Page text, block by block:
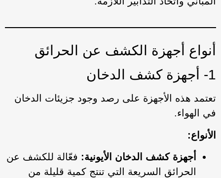
أنواع أجهزة الكشف عن الحرائق
1- أجهزة كشف الدخان
تعتمد هذه الأجهزة على رصد وجود جزيئات الدخان
في الهواء.
الأنواع:
أجهزة كشف الدخان الأيونية: فعّالة للكشف عن
الحرائق السريعة التي تنتج كمية قليلة من